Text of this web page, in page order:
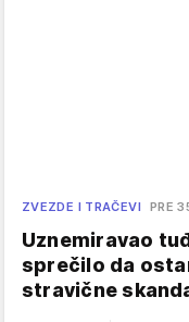
ZVEZDE I TRAČEVI PRE
Uznemiravao
sprečilo da
stravične